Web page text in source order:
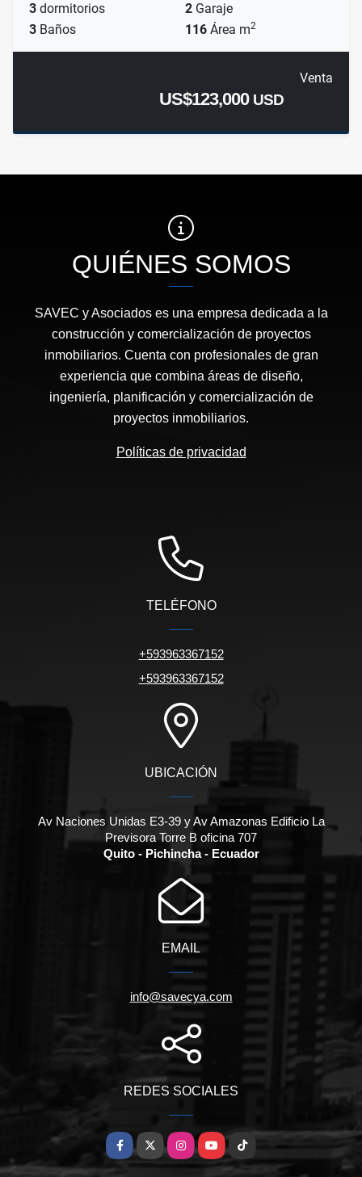
3 dormitorios 2 Garaje
3 Baños 116 Área m2
Venta
US$123,000 USD
QUIÉNES SOMOS
SAVEC y Asociados es una empresa dedicada a la
construcción y comercialización de proyectos
inmobiliarios. Cuenta con profesionales de gran
experiencia que combina áreas de diseño,
ingeniería, planificación y comercialización de
proyectos inmobiliarios.
Políticas de privacidad
TELÉFONO
+593963367152
+593963367152
UBICACIÓN
Av Naciones Unidas E3-39 y Av Amazonas Edificio La
Previsora Torre B oficina 707
Quito - Pichincha - Ecuador
EMAIL
info@savecya.com
REDES SOCIALES
Facebook
X InstagramYouTubeTikTok